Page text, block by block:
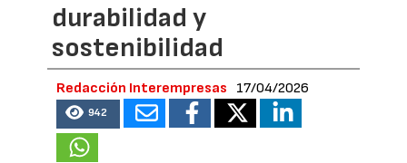
durabilidad y
sostenibilidad
Redacción Interempresas 17/04/2026
942